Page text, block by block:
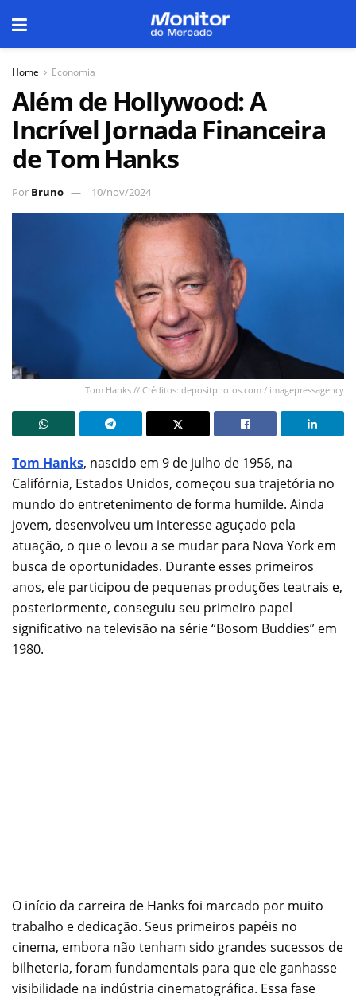
Home Economia
Além de Hollywood: A
Incrível Jornada Financeira
de Tom Hanks
Por Bruno 10/nov/2024
Tom Hanks // Créditos: depositphotos.com / imagepressagency
Tom Hanks, nascido em 9 de julho de 1956, na
Califórnia, Estados Unidos, começou sua trajetória no
mundo do entretenimento de forma humilde. Ainda
jovem, desenvolveu um interesse aguçado pela
atuação, o que o levou a se mudar para Nova York em
busca de oportunidades. Durante esses primeiros
anos, ele participou de pequenas produções teatrais e,
posteriormente, conseguiu seu primeiro papel
significativo na televisão na série “Bosom Buddies” em
1980.
O início da carreira de Hanks foi marcado por muito
trabalho e dedicação. Seus primeiros papéis no
cinema, embora não tenham sido grandes sucessos de
bilheteria, foram fundamentais para que ele ganhasse
visibilidade na indústria cinematográfica. Essa fase